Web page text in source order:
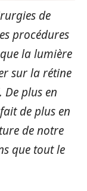
de
procédures
la lumière
sur la rétine
De plus en
de plus en
de notre
que tout le